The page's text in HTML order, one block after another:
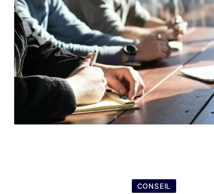
CONSEIL